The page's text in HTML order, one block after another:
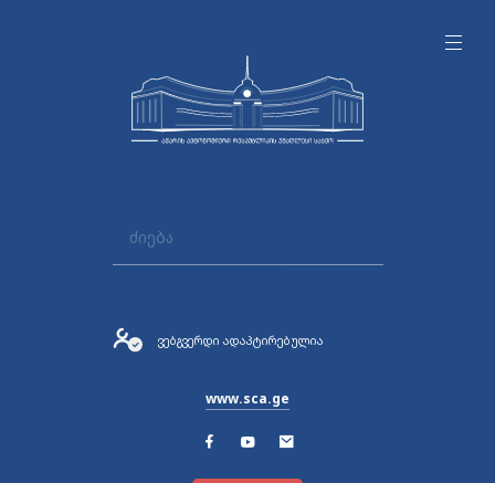
ვებგვერდი ადაპტირებულია
www.sca.ge